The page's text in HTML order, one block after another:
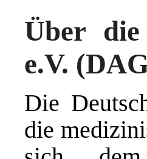
Über die
e.V.
Die
die